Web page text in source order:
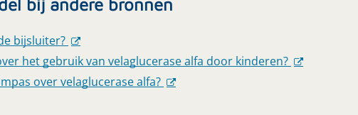
bij andere bronnen
bijsluiter?
het gebruik van velaglucerase alfa door kinderen?
over velaglucerase alfa?